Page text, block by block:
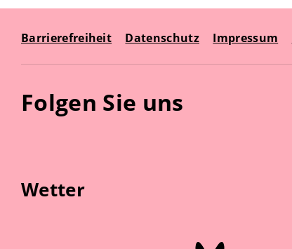
Barrierefreiheit Datenschutz Impressum
Folgen Sie uns
Wetter